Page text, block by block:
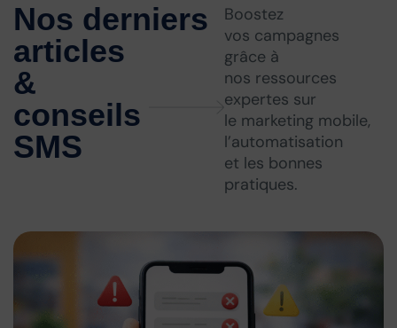
Nos derniers
articles
&
conseils
SMS
Boostez
vos campagnes
grâce à
nos ressources
expertes sur
le marketing mobile,
l’automatisation
et les bonnes
pratiques.